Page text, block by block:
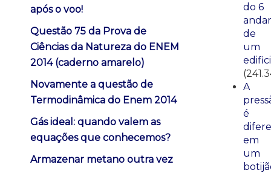
após o voo!
Questão 75 da Prova de
Ciências da Natureza do ENEM
2014 (caderno amarelo)
Novamente a questão de
Termodinâmica do Enem 2014
Gás ideal: quando valem as
equações que conhecemos?
Armazenar metano outra vez
do 6
andar
de
um
A
é
em
um